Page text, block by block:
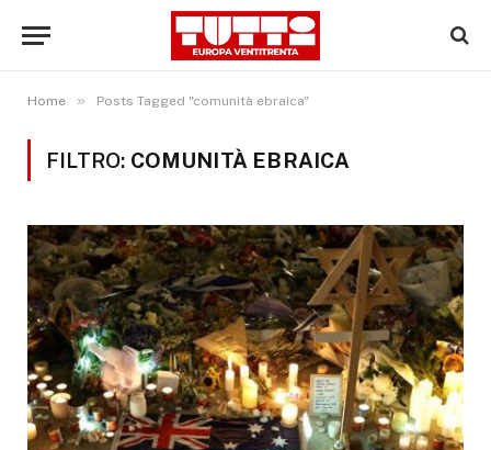
Home » Posts Tagged "comunità ebraica"
FILTRO: COMUNITÀ EBRAICA